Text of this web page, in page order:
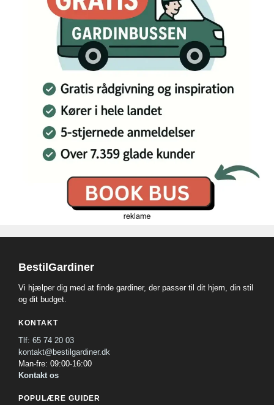
BestilGardiner
Vi hjælper dig med at finde gardiner, der passer til dit hjem, din stil
og dit budget.
KONTAKT
Tlf: 65 74 20 03
kontakt@bestilgardiner.dk
Man-fre: 09:00-16:00
Kontakt os
POPULÆRE GUIDER